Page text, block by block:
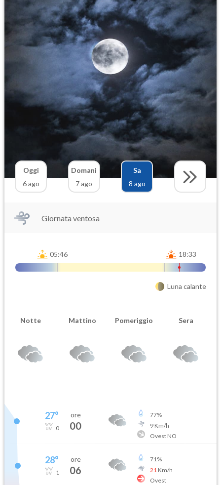
Oggi
6 ago
Domani
7 ago
Sa
8 ago
Giornata ventosa
05:46 18:33
Luna calante
Notte Mattino Pomeriggio Sera
27°
0
ore
00
77%
9Km/h
Ovest NO
28°
1
ore
06
71%
21 Km/h
Ovest